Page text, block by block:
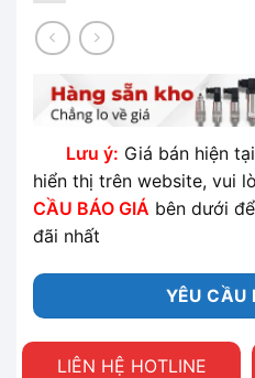
Lưu ý: Giá bán hiện
hiển thị trên website, vui
CẦU BÁO GIÁ bên dưới
đãi nhất
YÊU CẦU
LIÊN HỆ HOTLINE